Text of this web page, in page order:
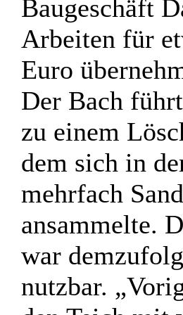
Baugeschäft
Arbeiten für
Euro
Der Bach
zu einem
dem sich in
mehrfach
ansammelte.
war
nutzbar.